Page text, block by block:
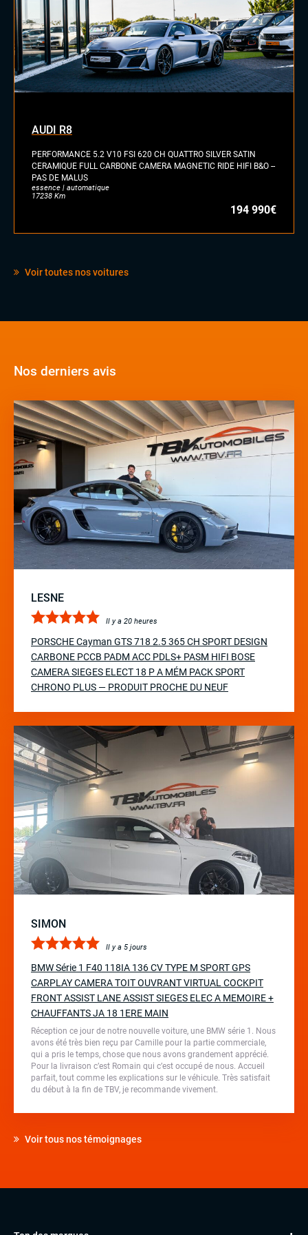
AUDI R8
PERFORMANCE 5.2 V10 FSI 620 CH QUATTRO SILVER SATIN
CERAMIQUE FULL CARBONE CAMERA MAGNETIC RIDE HIFI B&O --
PAS DE MALUS
essence | automatique
17238 Km
194 990€
Voir toutes nos voitures
Nos derniers avis
LESNE
Il y a 20 heures
PORSCHE Cayman GTS 718 2.5 365 CH SPORT DESIGN
CARBONE PCCB PADM ACC PDLS+ PASM HIFI BOSE
CAMERA SIEGES ELECT 18 P A MÉM PACK SPORT
CHRONO PLUS — PRODUIT PROCHE DU NEUF
SIMON
Il y a 5 jours
BMW Série 1 F40 118IA 136 CV TYPE M SPORT GPS
CARPLAY CAMERA TOIT OUVRANT VIRTUAL COCKPIT
FRONT ASSIST LANE ASSIST SIEGES ELEC A MEMOIRE +
CHAUFFANTS JA 18 1ERE MAIN
Réception ce jour de notre nouvelle voiture, une BMW série 1. Nous
avons été très bien reçu par Camille pour la partie commerciale,
qui a pris le temps, chose que nous avons grandement apprécié.
Pour la livraison c’est Romain qui c’est occupé de nous. Accueil
parfait, tout comme les explications sur le véhicule. Très satisfait
du début à la fin de TBV, je recommande vivement.
Voir tous nos témoignages